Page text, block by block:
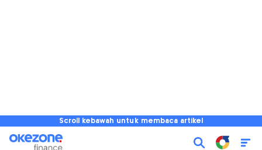
Scroll kebawah untuk membaca artikel